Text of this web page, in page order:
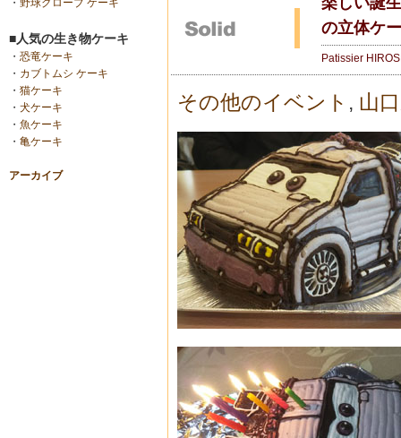
・ 野球グローブ ケーキ
■人気の生き物ケーキ
・ 恐竜ケーキ
・ カブトムシ ケーキ
・ 猫ケーキ
・ 犬ケーキ
・ 魚ケーキ
・ 亀ケーキ
アーカイブ
の立体ケ
Patissier
その他のイベント , 山